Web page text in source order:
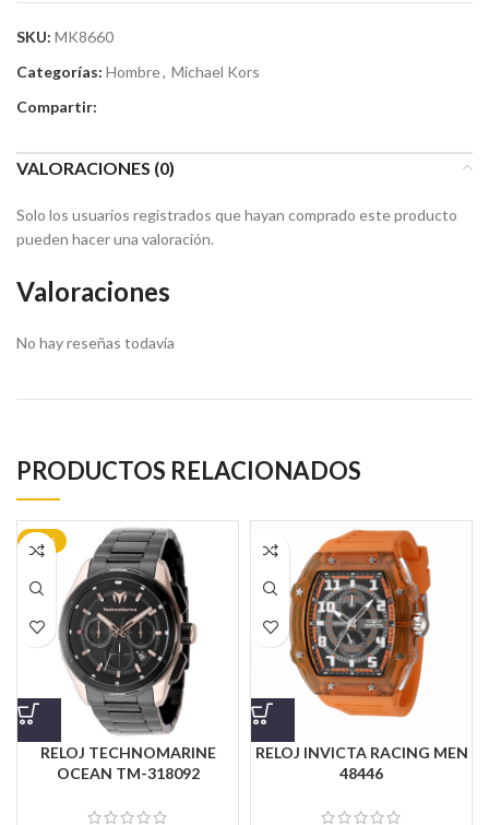
SKU: MK8660
Categorías: Hombre, Michael Kors
Compartir:
VALORACIONES (0)
Valoraciones
No hay reseñas todavía
Solo los usuarios registrados que hayan comprado este producto
pueden hacer una valoración.
PRODUCTOS RELACIONADOS
-35%
RELOJ TECHNOMARINE
OCEAN TM-318092
RELOJ INVICTA RACING MEN
48446